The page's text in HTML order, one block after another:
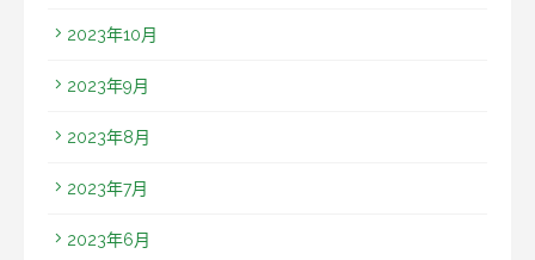
2023年10月
2023年9月
2023年8月
2023年7月
2023年6月